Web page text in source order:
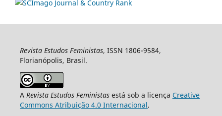
Revista Estudos Feministas, ISSN 1806-9584,
Florianópolis, Brasil.
A Revista Estudos Feministasestá sob a licença Creative
Commons Atribuição 4.0 Internacional.